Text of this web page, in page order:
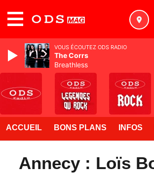
ACCUEIL BONS PLANS INFOS
Annecy : Loïs
VOUS ÉCOUTEZ ODS RADIO
The Corrs
Breathless